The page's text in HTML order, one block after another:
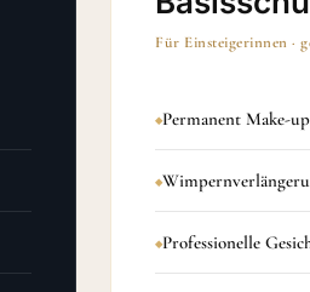
Für Einsteigerinnen ·
Permanent Make-
Professionelle